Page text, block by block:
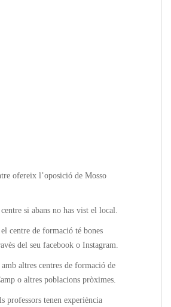
ofereix l’oposició de Mosso
si abans no has vist el local.
el centre de formació té bones
del seu facebook o Instagram.
altres centres de formació de
o altres poblacions pròximes.
professors tenen experiència